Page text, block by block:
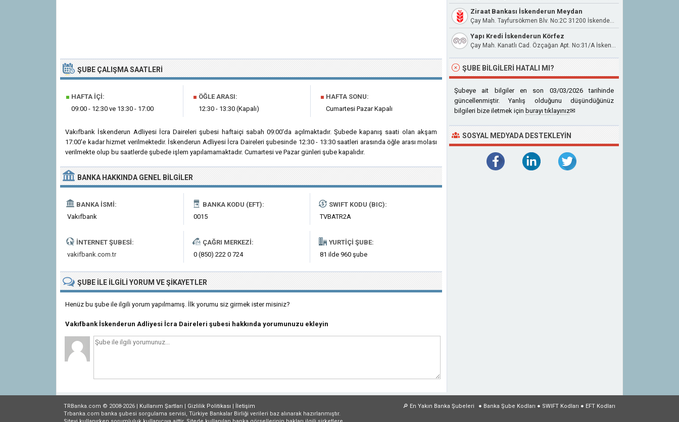
ŞUBE ÇALIŞMA SAATLERI
■ HAFTA İÇI:
09:00 - 12:30 ve 13:30 - 17:00
■ ÖĞLE ARASI:
12:30 - 13:30 (Kapalı)
■ HAFTA SONU:
Cumartesi Pazar Kapalı
Vakıfbank İskenderun Adliyesi İcra Daireleri şubesi haftaiçi sabah 09:00'da açılmaktadır. Şubede kapanış saati olan akşam
17:00'e kadar hizmet verilmektedir. İskenderun Adliyesi İcra Daireleri şubesinde 12:30 - 13:30 saatleri arasında öğle arası molası
verilmekte olup bu saatlerde şubede işlem yapılamamaktadır. Cumartesi ve Pazar günleri şube kapalıdır.
BANKA HAKKINDA GENEL BILGILER
BANKA İSMI:
Vakıfbank
BANKA KODU (EFT):
0015
SWIFT KODU (BIC):
TVBATR2A
İNTERNET ŞUBESI:
vakifbank.com.tr
ÇAĞRI MERKEZI:
0 (850) 222 0 724
YURTIÇI ŞUBE:
81 ilde 960 şube
ŞUBE ILE İLGILIYORUM VE ŞIKAYETLER
Henüz bu şube ile ilgili yorum yapılmamış. İlk yorumu siz girmek ister misiniz?
Vakıfbank İskenderun Adliyesi İcra Daireleri şubesi hakkında yorumunuzu ekleyin
Ziraat Bankası İskenderun Meydan
Çay Mah. Tayfursökmen Blv. No:2C 31200 İskenderun Hatay
Yapı Kredi İskenderun Körfez
Çay Mah. Kanatlı Cad. Özçağan Apt. No:31/A İskenderun / Hatay
ŞUBE BILGILERI HATALI MI?
Şubeye ait bilgiler en son 03/03/2026 tarihinde
güncellenmiştir. Yanlış olduğunu düşündüğünüz
bilgileri bize iletmek için burayı tıklayınız✉
SOSYAL MEDYADA DESTEKLEYIN
● Banka Şube Kodları ● SWIFT Kodları ● EFT Kodları
🔎 En Yakın Banka Şubeleri
TRBanka.com © 2008-2026 | Kullanım Şartları | Gizlilik Politikası | İletişim
Trbanka.com banka şubesi sorgulama servisi, Türkiye Bankalar Birliği verileri baz alınarak hazırlanmıştır.